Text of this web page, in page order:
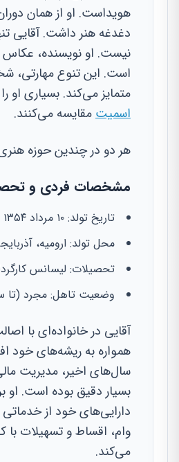
هویداست. او از همان
دغدغه هنر داشت. آقایی
نیست. او نویسنده، عکاس
است. این تنوع مهارتی،
متمایز می‌کند. بسیاری او را
اسمیتمقایسه می‌کنند.
هر دو در چندین حوزه
مشخصات فردی و
تاریخ تولد: ۱۰ مرداد ۱۳۵۴
محل تولد: ارومیه،
تحصیلات: لیسانس
وضعیت تاهل: مجرد (تا سال
آقایی در خانواده‌ای با
همواره به ریشه‌های خود
سال‌های اخیر، مدیریت
بسیار دقیق بوده است. او
دارایی‌های خود از خدماتی
وام، اقساط و تسهیلات با
می‌کند.